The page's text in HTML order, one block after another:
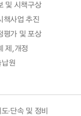
및 시책구상
책사업 추진
평가 및 포상
제,개정
납원
·단속 및 정비